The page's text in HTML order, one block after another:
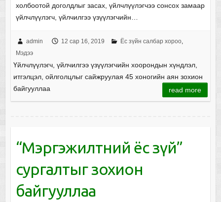
холбоотой доголдлыг засах, үйлчлүүлэгчээ сонсох замаар
үйлчлүүлэгч, үйлчилгээ үзүүлэгчийн…
admin 12 сар 16, 2019 Ёс зүйн салбар хороо,
Мэдээ
Үйлчлүүлэгч, үйлчилгээ үзүүлэгчийн хоорондын хүндлэл,
итгэлцэл, ойлголцлыг сайжруулая 45 хоногийн аян зохион
байгууллаа
read more
“Мэргэжилтний ёс зүй”
сургалтыг зохион
байгууллаа